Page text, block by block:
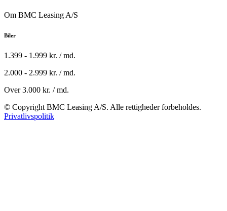
Om BMC Leasing A/S
Biler
1.399 - 1.999 kr. / md.
2.000 - 2.999 kr. / md.
Over 3.000 kr. / md.
© Copyright BMC Leasing A/S. Alle rettigheder forbeholdes.
Privatlivspolitik